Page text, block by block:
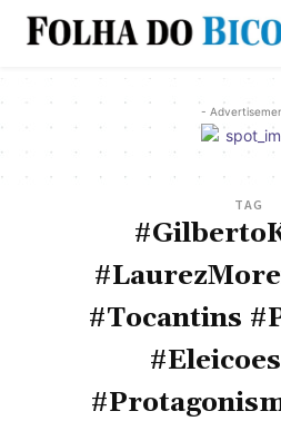
-
TAG
#Tocantins